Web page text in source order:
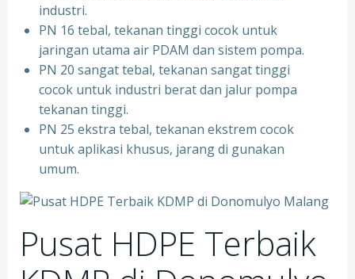
industri.
PN 16 tebal, tekanan tinggi cocok untuk
jaringan utama air PDAM dan sistem pompa.
PN 20 sangat tebal, tekanan sangat tinggi
cocok untuk industri berat dan jalur pompa
tekanan tinggi.
PN 25 ekstra tebal, tekanan ekstrem cocok
untuk aplikasi khusus, jarang di gunakan
umum.
Pusat HDPE Terbaik